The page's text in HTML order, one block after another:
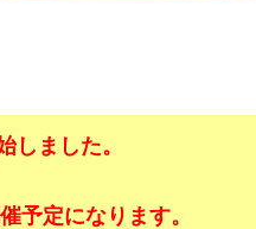
しました。
予定になります。